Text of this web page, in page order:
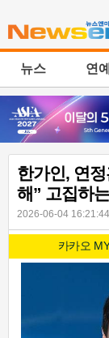
뉴스 연예
한가인, 연
해” 고집하
2026-06-04 16:21:44
카카오